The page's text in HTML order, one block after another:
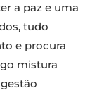
a paz e uma
tudo
e procura
mistura